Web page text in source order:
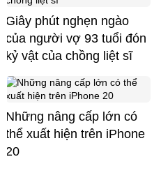
Giây phút nghẹn ngào
của người vợ 93 tuổi đón
kỷ vật của chồng liệt sĩ
Những nâng cấp lớn có
thể xuất hiện trên iPhone
20